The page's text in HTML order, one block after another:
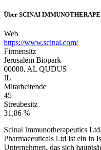
Über SCINAI
Web
https://www.scinai.com/
Firmensitz
Jerusalem Biopark
00000, AL QUDUS
IL
Mitarbeitende
45
Streubesitz
31,86 %
Scinai Immunotherapeutics
Pharmaceuticals Ltd ist ein in
Unternehmen, das sich